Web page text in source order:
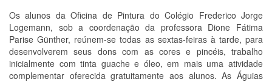
Os alunos da Oficina de Pintura do Colégio Frederico Jorge
Logemann, sob a coordenação da professora Dione Fátima
Parise Günther, reúnem-se todas as sextas-feiras à tarde, para
desenvolverem seus dons com as cores e pincéis, trabalho
inicialmente com tinta guache e óleo, em mais uma atividade
complementar oferecida gratuitamente aos alunos. As Águias